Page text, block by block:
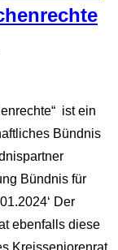
ist ein
Bündnis
Bündnis für
Der
ebenfalls diese
Kreisseniorenrat